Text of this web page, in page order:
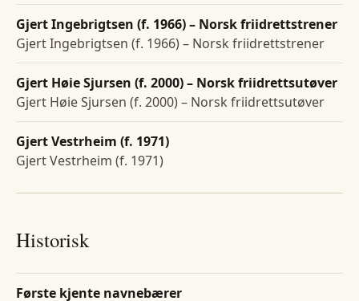
Gjert Ingebrigtsen (f. 1966) – Norsk friidrettstrener
Gjert Ingebrigtsen (f. 1966) – Norsk friidrettstrener
Gjert Høie Sjursen (f. 2000) – Norsk friidrettsutøver
Gjert Høie Sjursen (f. 2000) – Norsk friidrettsutøver
Gjert Vestrheim (f. 1971)
Gjert Vestrheim (f. 1971)
Historisk
Første kjente navnebærer